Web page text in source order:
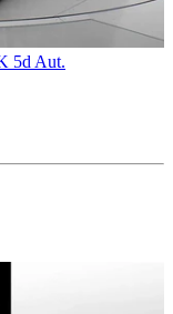
5d Aut.